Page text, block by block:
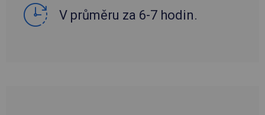
V průměru za 6-7 hodin.